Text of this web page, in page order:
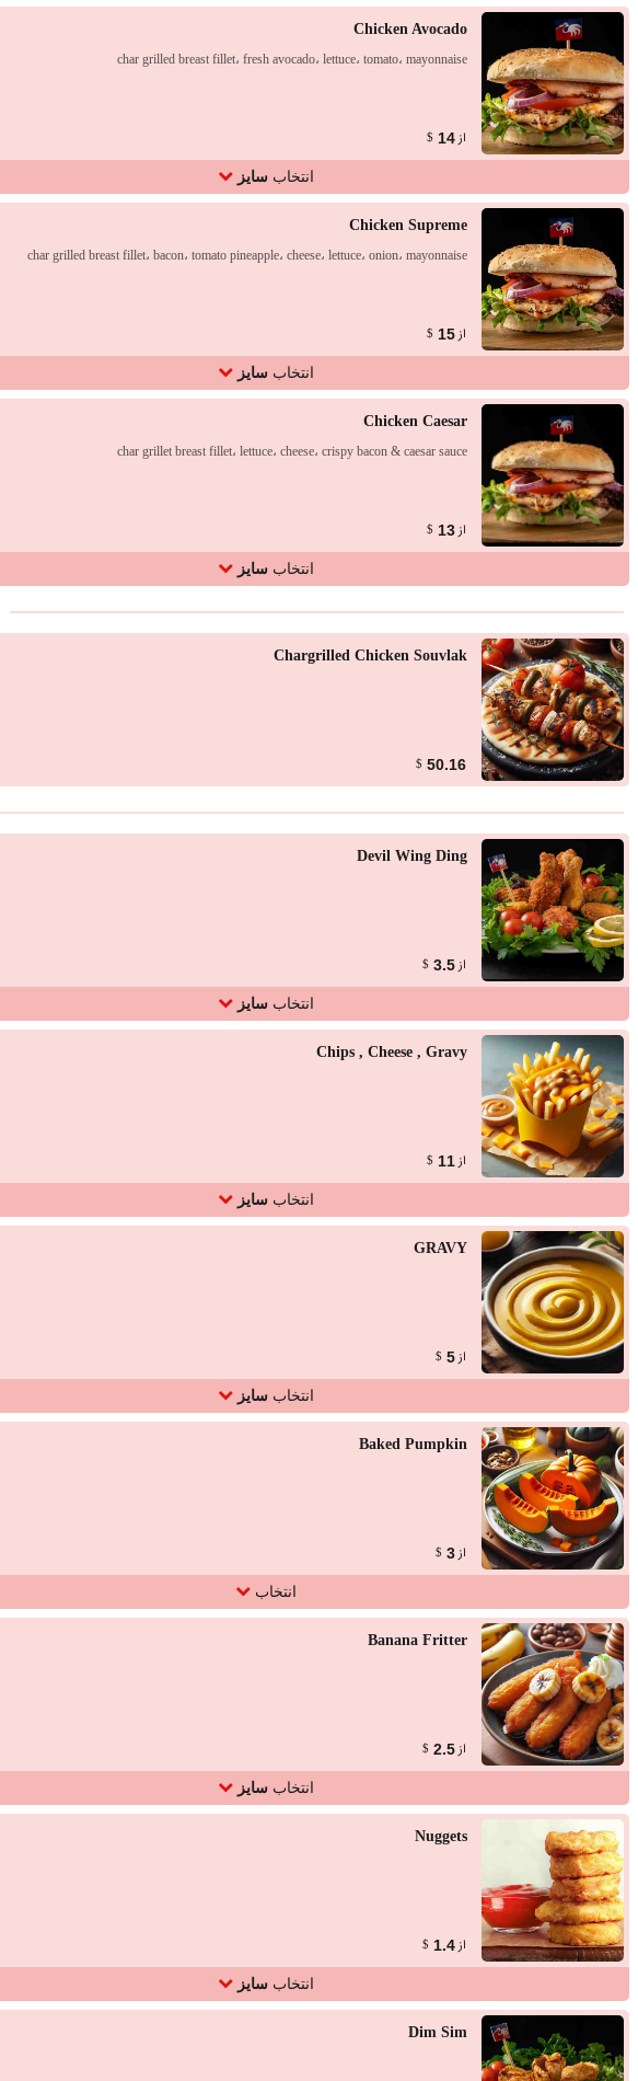
Chicken Avocado
char grilled breast fillet، fresh avocado، lettuce، tomato، mayonnaise
از14
$
انتخاب سایز
Chicken Supreme
char grilled breast fillet، bacon، tomato pineapple، cheese، lettuce، onion، mayonnaise
از15
$
انتخاب سایز
Chicken Caesar
char grillet breast fillet، lettuce، cheese، crispy bacon & caesar sauce
از13
$
انتخاب سایز
Chargrilled Chicken Souvlak
50.16
$
Devil Wing Ding
از3.5
$
انتخاب سایز
Chips , Cheese , Gravy
از11
$
انتخاب سایز
GRAVY
از5
$
انتخاب سایز
Baked Pumpkin
از3
$
انتخاب
Banana Fritter
از2.5
$
انتخاب سایز
Nuggets
از1.4
$
انتخاب سایز
Dim Sim